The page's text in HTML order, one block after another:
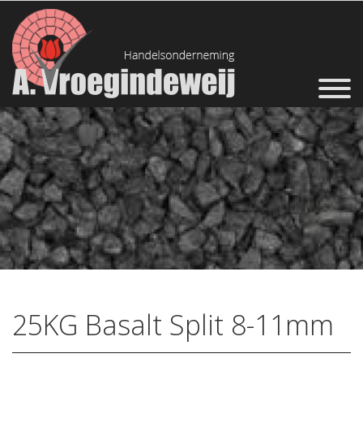
25KG Basalt Split 8-11mm